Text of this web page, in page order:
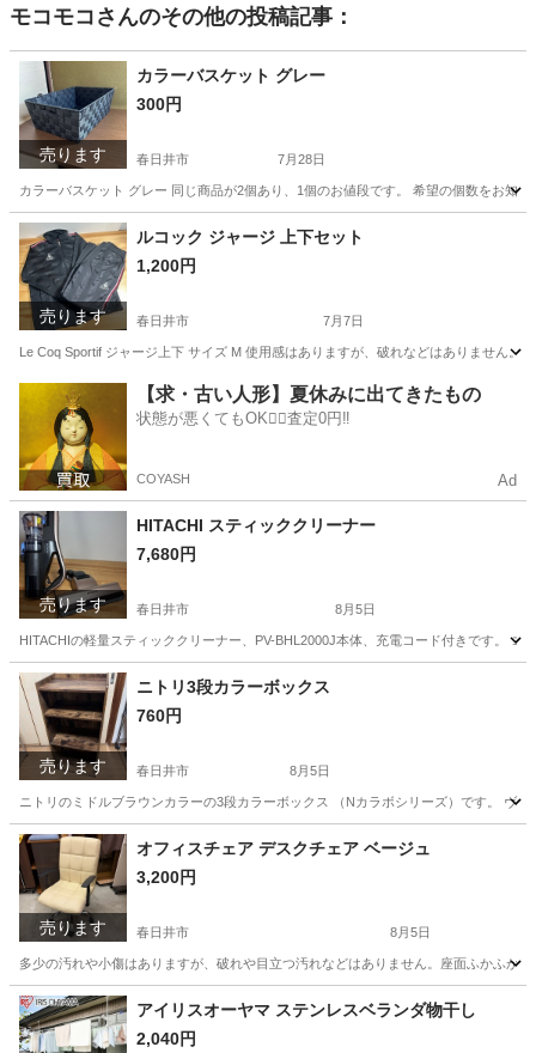
モコモコ さんのその他の投稿記事：
売ります
カラーバスケット グレー
300円
春日井市 7月28日
カラーバスケット グレー 同じ商品が2個あり、1個のお値段です。 希望の個数をお知
愛知 春日井市 収納家具 バスケット
売ります
ルコック ジャージ 上下セット
1,200円
春日井市 7月7日
Le Coq Sportif ジャージ上下 サイズ M 使用感はありますが、破れなどはありません。
スポーツウェア ジャージ
【求・古い人形】夏休みに出てきたもの
状態が悪くてもOK🙆‍♀️査定0円‼️
COYASH Ad
売ります
HITACHI スティッククリーナー
7,680円
春日井市 8月5日
HITACHIの軽量スティッククリーナー、PV-BHL2000J本体、充電コード付きです。
愛知 春日井市 生活家電
売ります
ニトリ3段カラーボックス
760円
春日井市 8月5日
ニトリのミドルブラウンカラーの3段カラーボックス （Nカラボシリーズ）です。 ヴ
愛知 春日井市 収納家具
売ります
オフィスチェア デスクチェア ベージュ
3,200円
春日井市 8月5日
多少の汚れや小傷はありますが、破れや目立つ汚れなどはありません。座面ふかふか
愛知 春日井市 椅子
アイリスオーヤマ ステンレスベランダ物干し
2,040円